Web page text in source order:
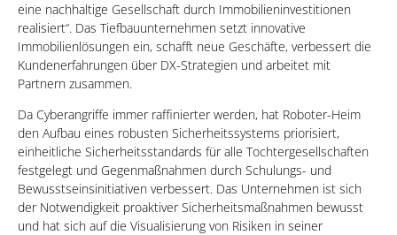
eine nachhaltige Gesellschaft durch Immobilieninvestitionen
realisiert“. Das Tiefbauunternehmen setzt innovative
Immobilienlösungen ein, schafft neue Geschäfte, verbessert die
Kundenerfahrungen über DX-Strategien und arbeitet mit
Partnern zusammen.
Da Cyberangriffe immer raffinierter werden, hat Roboter-Heim
den Aufbau eines robusten Sicherheitssystems priorisiert,
einheitliche Sicherheitsstandards für alle Tochtergesellschaften
festgelegt und Gegenmaßnahmen durch Schulungs- und
Bewusstseinsinitiativen verbessert. Das Unternehmen ist sich
der Notwendigkeit proaktiver Sicherheitsmaßnahmen bewusst
und hat sich auf die Visualisierung von Risiken in seiner